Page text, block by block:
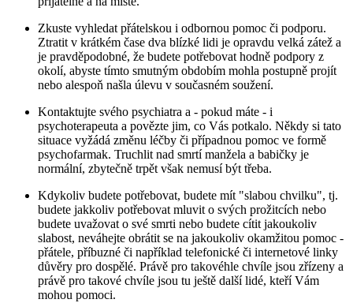
Zkuste vyhledat přátelskou i odbornou pomoc či podporu.
Ztratit v krátkém čase dva blízké lidi je opravdu velká zátež a
je pravděpodobné, že budete potřebovat hodně podpory z
okolí, abyste tímto smutným obdobím mohla postupně projít
nebo alespoň našla úlevu v současném soužení.
Kontaktujte svého psychiatra a - pokud máte - i
psychoterapeuta a povězte jim, co Vás potkalo. Někdy si tato
situace vyžádá změnu léčby či případnou pomoc ve formě
psychofarmak. Truchlit nad smrtí manžela a babičky je
normální, zbytečně trpět však nemusí být třeba.
Kdykoliv budete potřebovat, budete mít "slabou chvilku", tj.
budete jakkoliv potřebovat mluvit o svých prožitcích nebo
budete uvažovat o své smrti nebo budete cítit jakoukoliv
slabost, neváhejte obrátit se na jakoukoliv okamžitou pomoc -
přátele, příbuzné či například telefonické či internetové linky
důvěry pro dospělé. Právě pro takovéhle chvíle jsou zřízeny a
právě pro takové chvíle jsou tu ještě další lidé, kteří Vám
mohou pomoci.